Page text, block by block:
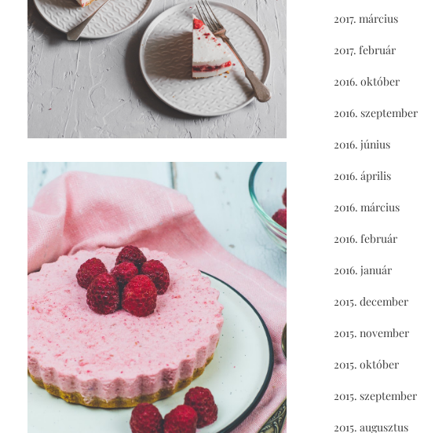
2017. március
2017. február
2016. október
2016. szeptember
2016. június
2016. április
2016. március
2016. február
2016. január
2015. december
2015. november
2015. október
2015. szeptember
2015. augusztus